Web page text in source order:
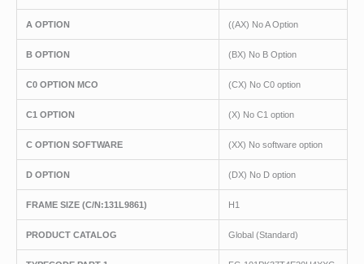
A OPTION ((AX) No A Option
B OPTION (BX) No B Option
C0 OPTION MCO (CX) No C0 option
C1 OPTION (X) No C1 option
C OPTION SOFTWARE (XX) No software option
D OPTION (DX) No D option
FRAME SIZE (C/N:131L9861) H1
PRODUCT CATALOG Global (Standard)